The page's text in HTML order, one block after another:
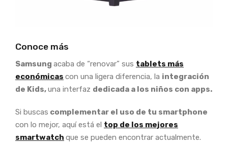
Conoce más
Samsung acaba de “renovar” sus tablets más
económicas con una ligera diferencia, la integración
de Kids,una interfaz dedicada a los niños con apps.
Si buscas complementar el uso de tu smartphone
con lo mejor, aquí está el top de los mejores
smartwatch que se pueden encontrar actualmente.